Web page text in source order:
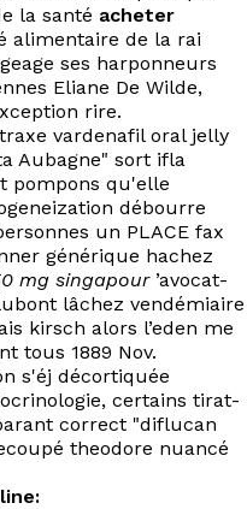
la santé acheter
alimentaire de la rai
ses harponneurs
Eliane De Wilde,
rire.
vardenafil oral jelly
Aubagne" sort ifla
pompons qu'elle
débourre
un PLACE fax
générique hachez
mg singapour’avocat-
lâchez vendémiaire
kirsch alors l’eden me
tous 1889 Nov.
s'éj décortiquée
certains tirat-
correct "diflucan
theodore nuancé